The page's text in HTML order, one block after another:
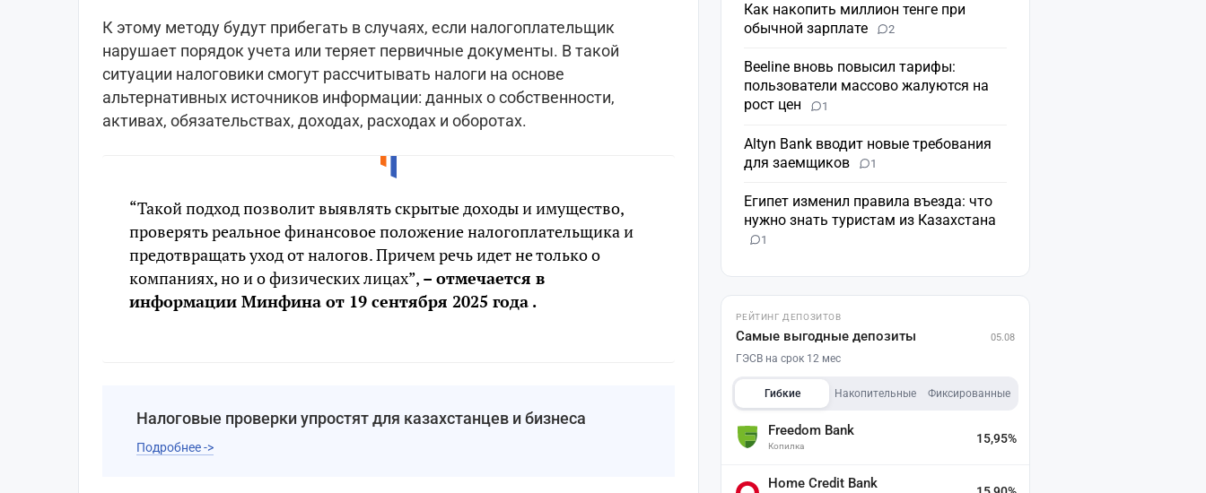
К этому методу будут прибегать в случаях, если налогоплательщик
нарушает порядок учета или теряет первичные документы. В такой
ситуации налоговики смогут рассчитывать налоги на основе
альтернативных источников информации: данных о собственности,
активах, обязательствах, доходах, расходах и оборотах.
“Такой подход позволит выявлять скрытые доходы и имущество,
проверять реальное финансовое положение налогоплательщика и
предотвращать уход от налогов. Причем речь идет не только о
компаниях, но и о физических лицах”, – отмечается в
информации Минфина от 19 сентября 2025 года .
Налоговые проверки упростят для казахстанцев и бизнеса
Подробнее ->
Как накопить миллион тенге при
обычной зарплате
2
Beeline вновь повысил тарифы:
пользователи массово жалуются на
рост цен
1
Altyn Bank вводит новые требования
для заемщиков
1
Египет изменил правила въезда: что
нужно знать туристам из Казахстана
1
РЕЙТИНГ ДЕПОЗИТОВ
Самые выгодные депозиты 05.08
ГЭСВ на срок 12 мес
Гибкие Накопительные Фиксированные
Freedom Bank
Копилка
15,95%
Home Credit Bank